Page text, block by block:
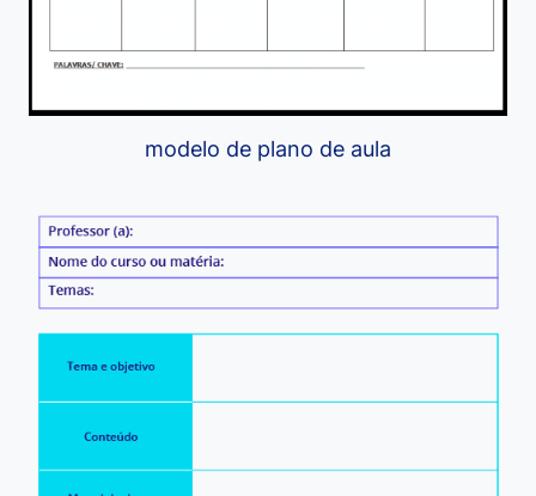
modelo de plano de aula